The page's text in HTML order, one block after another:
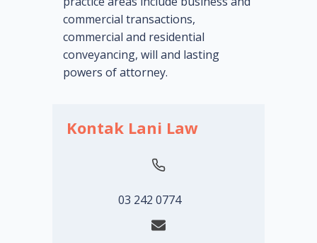
commercial transactions,
commercial and residential
conveyancing, will and lasting
powers of attorney.
Kontak Lani Law
03 242 0774